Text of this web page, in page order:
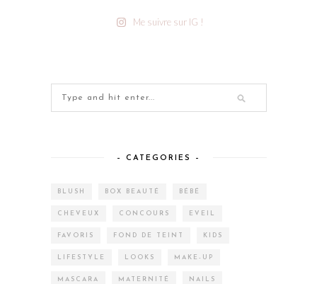
Me suivre sur IG !
– CATEGORIES –
BLUSH BOX BEAUTÉ BÉBÉ
CHEVEUX CONCOURS EVEIL
FAVORIS FOND DE TEINT KIDS
LIFESTYLE LOOKS MAKE-UP
MASCARA MATERNITÉ NAILS